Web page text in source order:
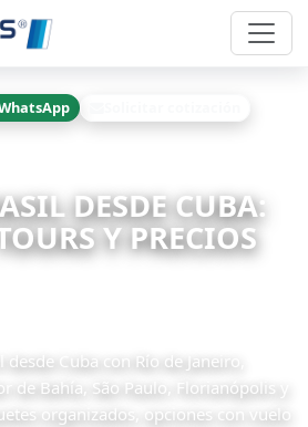
DESDE CUBA:
Y PRECIOS
Cuba con Río de Janeiro,
de Bahía, São Paulo, Florianópolis y
organizados, opciones con vuelo